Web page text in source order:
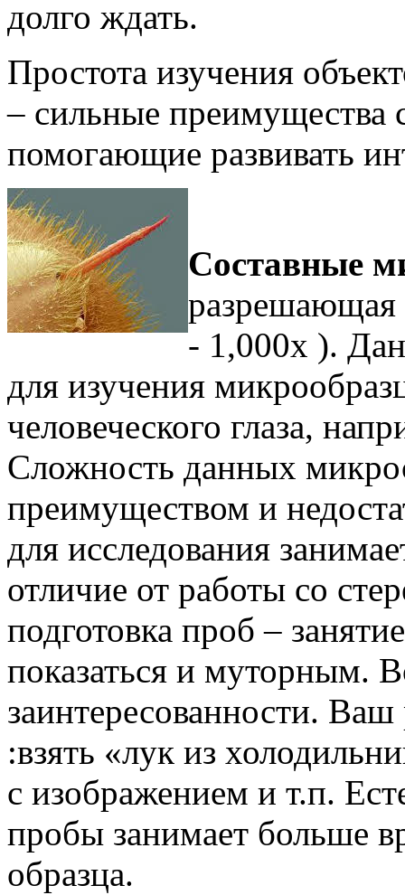
долго ждать.
Простота изучения
– сильные преимущества
помогающие развивать
Составные
разрешающая
- 1,000x ).
для изучения
человеческого глаза,
Сложность данных
преимуществом и
для исследования
отличие от работы со
подготовка проб –
показаться и муторным.
заинтересованности.
:взять «лук из
с изображением и т.п.
пробы занимает больше
образца.